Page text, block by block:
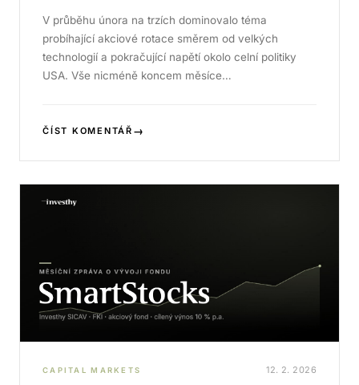
V průběhu února na trzích dominovalo téma
probíhající akciové rotace směrem od velkých
technologií a pokračující napětí okolo celní politiky
USA. Vše nicméně koncem měsíce…
ČÍST KOMENTÁŘ →
CAPITAL MARKETS 12. 2. 2026